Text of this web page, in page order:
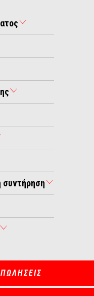
συντήρηση